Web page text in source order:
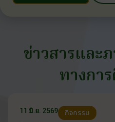
ข่าวสารและ
ทางกา
11 มิ.ย. 2569 กิจกรรม